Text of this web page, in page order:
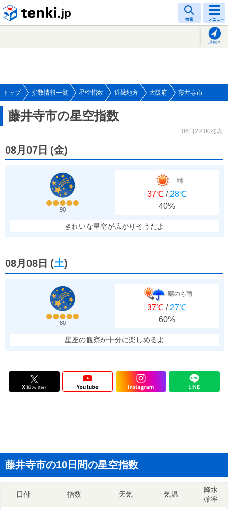
検索 メニュー
現在地
トップ 指数情報一覧 星空指数 近畿地方 大阪府 藤井寺市
藤井寺市の星空指数
06日22:00発表
08月07日 (金)
90
晴
37℃ / 28℃
40%
きれいな星空が広がりそうだよ
08月08日 (土)
80
晴のち雨
37℃ / 27℃
60%
星座の観察が十分に楽しめるよ
藤井寺市の10日間の星空指数
日付 指数 天気 気温
降水
確率